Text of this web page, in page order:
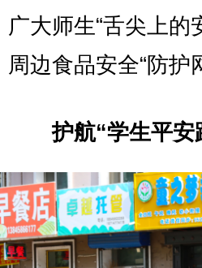
广大师生“舌尖上的
周边食品安全“防护
护航“学生平安